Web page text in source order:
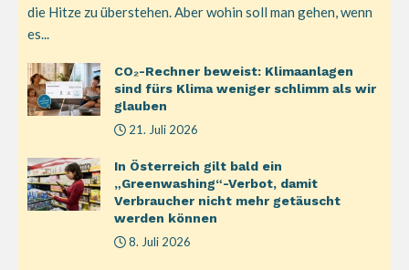
die Hitze zu überstehen. Aber wohin soll man gehen, wenn
es...
CO₂-Rechner beweist: Klimaanlagen
sind fürs Klima weniger schlimm als wir
glauben
21. Juli 2026
In Österreich gilt bald ein
„Greenwashing“-Verbot, damit
Verbraucher nicht mehr getäuscht
werden können
8. Juli 2026